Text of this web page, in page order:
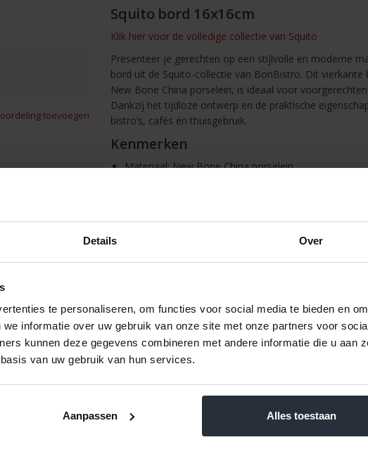
Details Over
te personaliseren, om functies voor social media te bieden en
informatie over uw gebruik van onze site met onze partners voor
kunnen deze gegevens combineren met andere informatie die u aan
van uw gebruik van hun services.
Aanpassen Alles toestaan
toevoegen
Squito bord 16x16cm
Klik hier voor de volledige collectie van Squito
Presenteer je gerechten op een stijlvolle en moderne
bord uit de Squito-collectie van BonBistro. Dit
New Bone China porselein, is ideaal voor
Dankzij het tijdloze ontwerp en de praktische
bistro’s, cafés én thuisgebruik.
Kenmerken
Materiaal: New Bone China porselein